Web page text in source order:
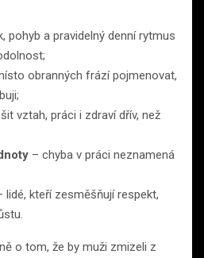
pohyb a pravidelný denní rytmus
obranných frází pojmenovat,
vztah, práci i zdraví dřív, než
– chyba v práci neznamená
lidé, kteří zesměšňují respekt,
o tom, že by muži zmizeli z